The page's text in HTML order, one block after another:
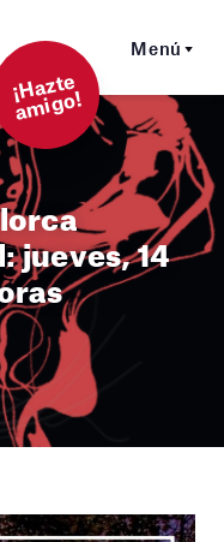
Menú
¡
Hazt
e
a
mi
g
o!
jueves, 14